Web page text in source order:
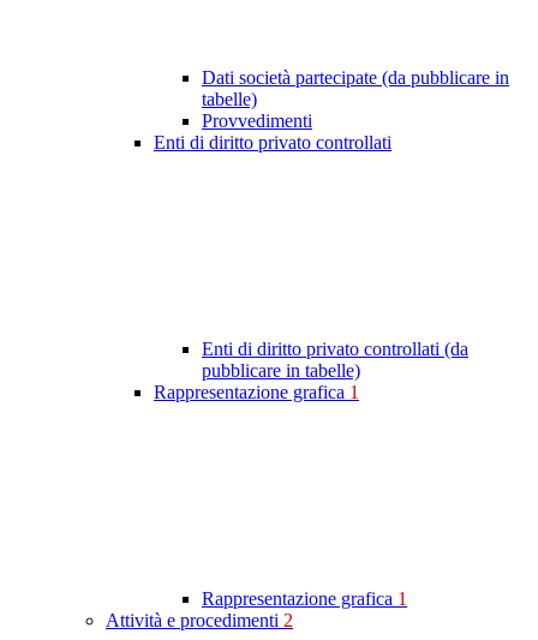
Dati società partecipate (da pubblicare in
tabelle)
Provvedimenti
Enti di diritto privato controllati
Enti di diritto privato controllati (da
pubblicare in tabelle)
Rappresentazione grafica 1
Rappresentazione grafica 1
Attività e procedimenti 2